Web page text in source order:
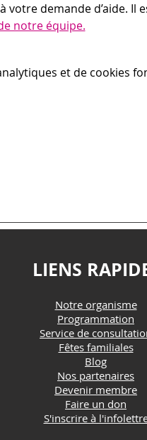
demande d’aide. Il
notre équipe.
et de cookies
LIENS
Notre organisme
Programmation
Service de
Fêtes familiales
Blog
Nos partenaires
Devenir membre
Faire un don
S'inscrire à